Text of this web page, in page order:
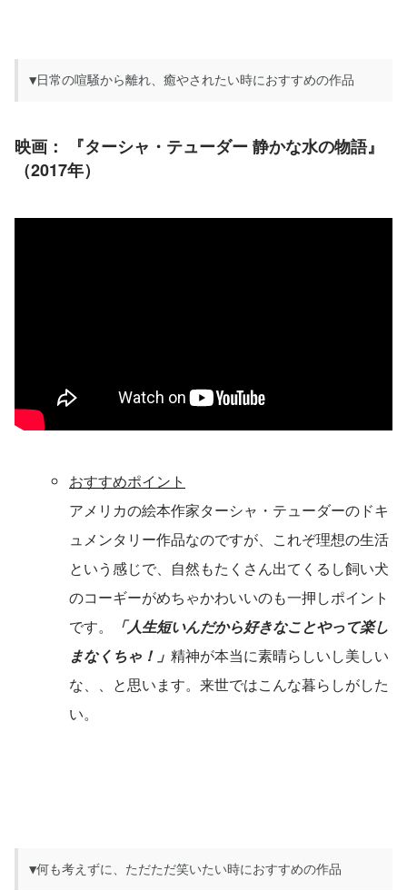
▼日常の喧騒から離れ、癒やされたい時におすすめの作品
映画：
『ターシャ・テューダー 静かな水の物語』
（2017年）
おすすめポイント
アメリカの絵本作家ターシャ・テューダーのドキ
ュメンタリー作品なのですが、これぞ理想の生活
という感じで、自然もたくさん出てくるし飼い犬
のコーギーがめちゃかわいいのも一押しポイント
です。
「人生短いんだから好きなことやって楽し
まなくちゃ！」 精神が本当に素晴らしいし美しい
な、、と思います。来世ではこんな暮らしがした
い。
▼何も考えずに、ただただ笑いたい時におすすめの作品